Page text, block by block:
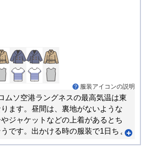
服装アイコンの説明
ムソ空港ラングネスの最高気温は東
ます。昼間は、裏地がないような
ジャケットなどの上着があるとち
です。出かける時の服装で1日ちょ